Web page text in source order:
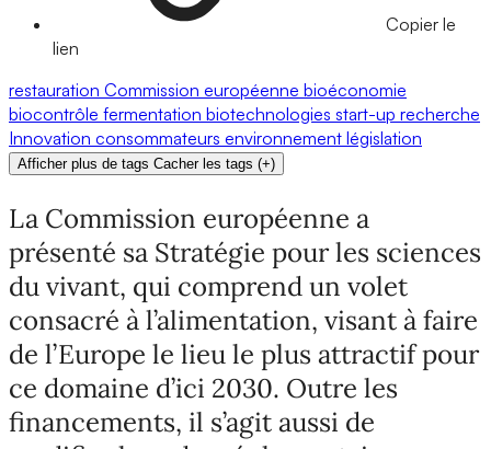
Copier le
lien
restauration Commission européenne bioéconomie
biocontrôle fermentation biotechnologies start-up recherche
Innovation consommateurs environnement législation
Afficher plus de tags Cacher les tags (+)
La Commission européenne a
présenté sa Stratégie pour les sciences
du vivant, qui comprend un volet
consacré à l’alimentation, visant à faire
de l’Europe le lieu le plus attractif pour
ce domaine d’ici 2030. Outre les
financements, il s’agit aussi de